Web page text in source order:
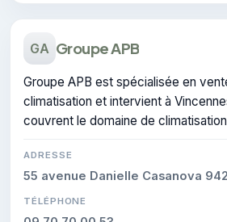
GA Groupe APB
Groupe APB est spécialisée en
climatisation et intervient à
couvrent le domaine de
ADRESSE
55 avenue Danielle Casanova
TÉLÉPHONE